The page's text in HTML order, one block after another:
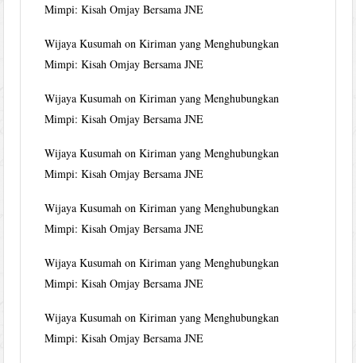
Mimpi: Kisah Omjay Bersama JNE
Wijaya Kusumah onKiriman yang Menghubungkan
Mimpi: Kisah Omjay Bersama JNE
Wijaya Kusumah onKiriman yang Menghubungkan
Mimpi: Kisah Omjay Bersama JNE
Wijaya Kusumah onKiriman yang Menghubungkan
Mimpi: Kisah Omjay Bersama JNE
Wijaya Kusumah onKiriman yang Menghubungkan
Mimpi: Kisah Omjay Bersama JNE
Wijaya Kusumah onKiriman yang Menghubungkan
Mimpi: Kisah Omjay Bersama JNE
Wijaya Kusumah onKiriman yang Menghubungkan
Mimpi: Kisah Omjay Bersama JNE